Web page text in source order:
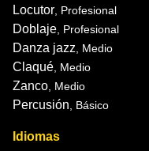
Locutor, Profesional
Doblaje, Profesional
Danza jazz, Medio
Claqué, Medio
Zanco, Medio
Percusión, Básico
Idiomas